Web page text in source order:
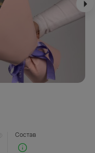
Состав